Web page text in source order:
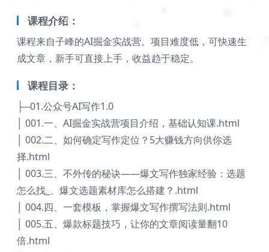
❅
❅ ❅
课程介绍：
课程来自子峰的AI掘金实战营。项目难度低，可快速生
成文章，新手可直接上手，收益趋于稳定。
课程目录：
├─01.公众号AI写作1.0
│ 001.一、AI掘金实战营项目介绍，基础认知课.html
│ 002.二、如何确定写作定位？5大赚钱方向供你选
择.html
│ 003.三、不外传的秘诀——爆文写作独家经验：选题
怎么找_、爆文选题素材库怎么搭建？.html
│ 004.四、一套模板，掌握爆文写作撰写法则.html
│ 005.五、爆款标题技巧，让你的文章阅读量翻10
倍.html